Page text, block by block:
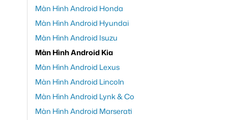
Màn Hình Android Honda
Màn Hình Android Hyundai
Màn Hình Android Isuzu
Màn Hình Android Kia
Màn Hình Android Lexus
Màn Hình Android Lincoln
Màn Hình Android Lynk & Co
Màn Hình Android Marserati